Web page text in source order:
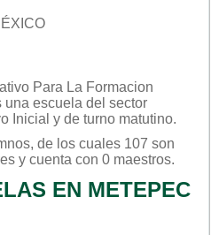
Para La Formacion
una escuela del sector
Inicial y de turno matutino.
de los cuales 107 son
y cuenta con 0 maestros.
EN METEPEC